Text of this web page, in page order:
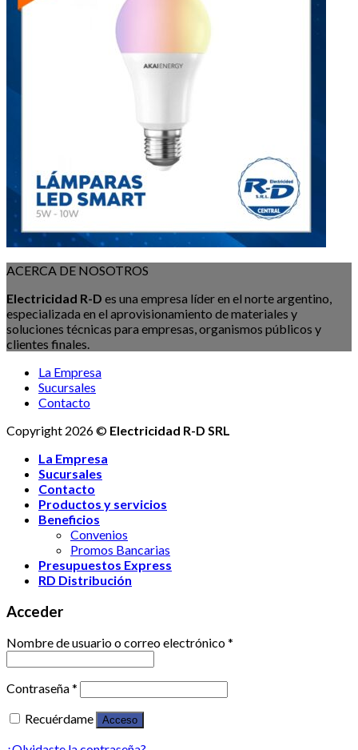
ACERCA DE NOSOTROS
Electricidad R-D es una empresa líder en el norte argentino,
especializada en el aprovisionamiento de materiales y
soluciones técnicas para empresas, organismos públicos y
clientes finales.
La Empresa
Sucursales
Contacto
Copyright 2026 © Electricidad R-D SRL
La Empresa
Sucursales
Contacto
Productos y servicios
Beneficios
Convenios
Promos Bancarias
Presupuestos Express
RD Distribución
Acceder
Nombre de usuario o correo electrónico*
Contraseña*
Recuérdame
Acceso